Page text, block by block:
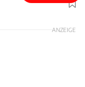
Foto: Bertone
ANZEIGE